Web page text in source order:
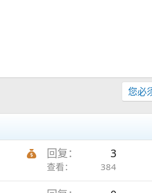
您必
主
回复 3
查看 384